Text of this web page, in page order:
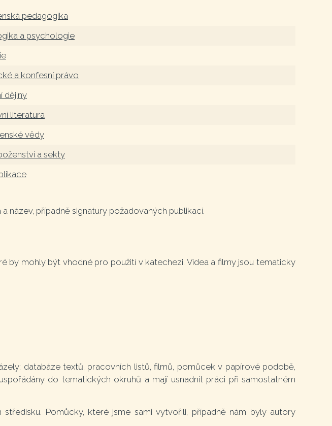
pedagogika
a psychologie
a konfesní právo
dějiny
literatura
vědy
a sekty
název, případně signatury požadovaných publikací.
by mohly být vhodné pro použití v katechezi. Videa a filmy jsou tematicky
databáze textů, pracovních listů, filmů, pomůcek v papírové podobě,
do tematických okruhů a mají usnadnit práci při samostatném
Pomůcky, které jsme sami vytvořili, případně nám byly autory